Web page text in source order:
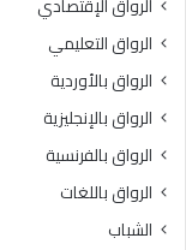
الرواق الإقتصادي
الرواق التعليمي
الرواق بالأوردية
الرواق بالإنجليزية
الرواق بالفرنسية
الرواق باللغات
الشباب